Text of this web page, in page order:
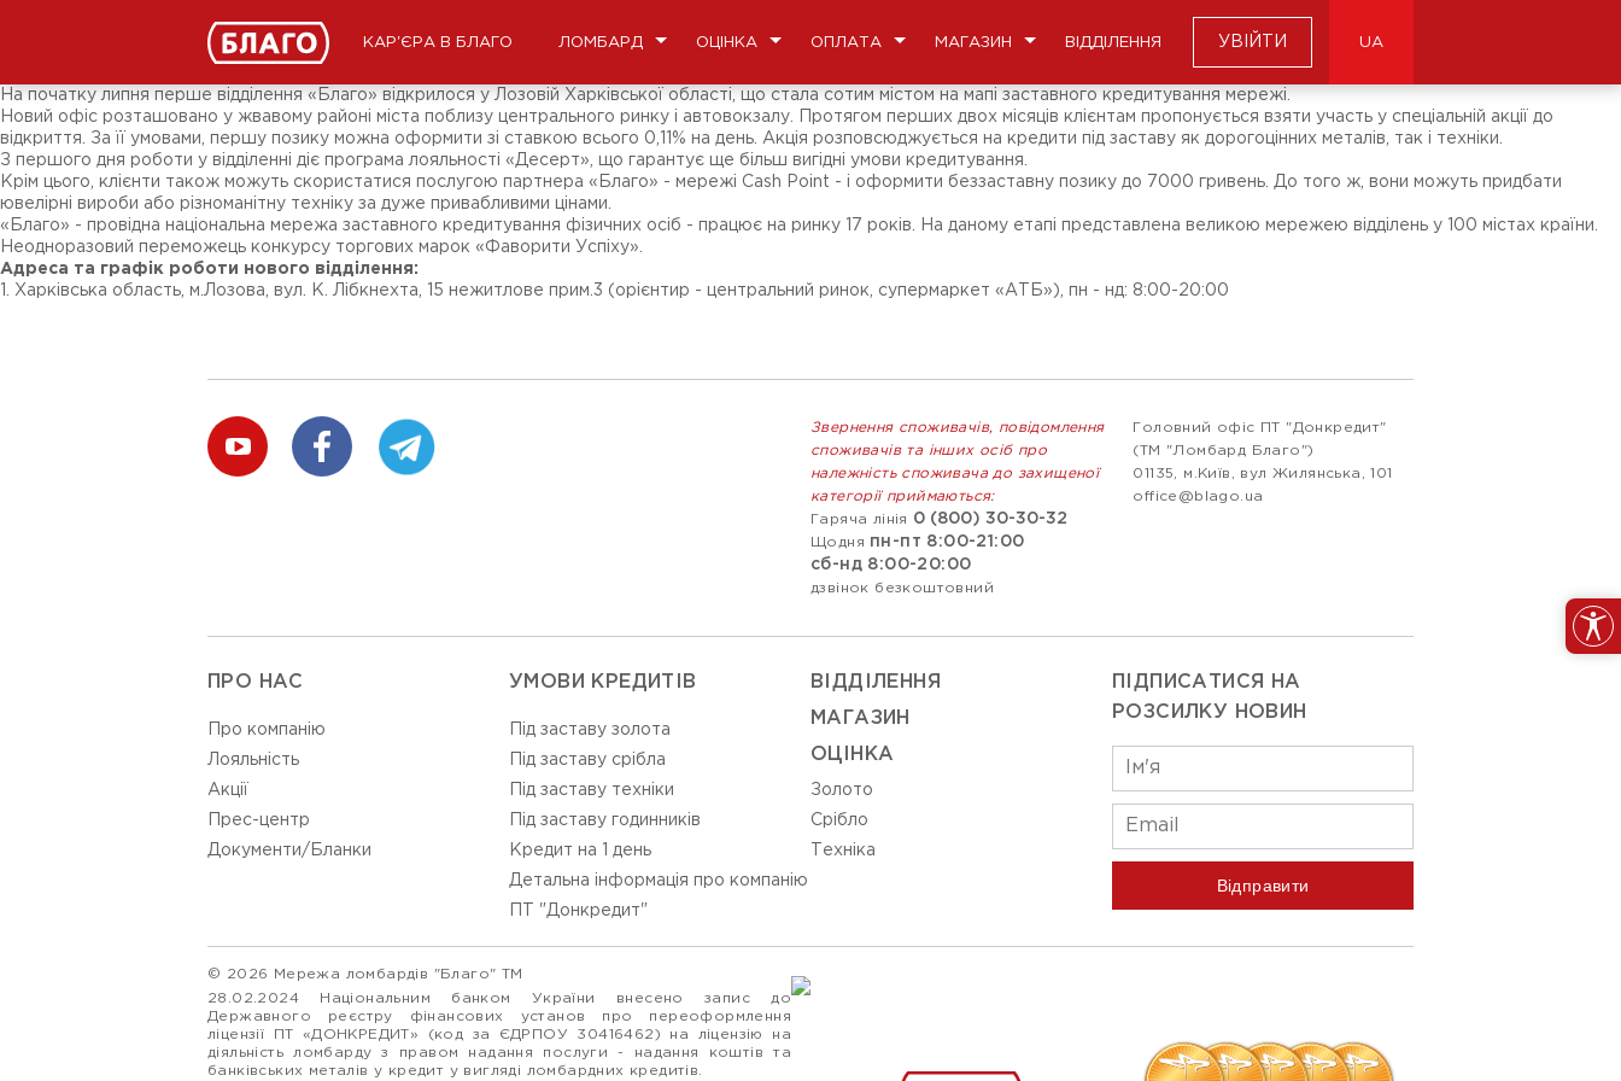
КАР'ЄРА В БЛАГО ЛОМБАРД ОЦІНКА ОПЛАТА МАГАЗИН ВІДДІЛЕННЯ УВІЙТИ UA
Підписники соц-мереж
На початку липня перше відділення «Благо» відкрилося у Лозовій Харківської області, що стала сотим містом на мапі заставного кредитування мережі.
Новий офіс розташовано у жвавому районі міста поблизу центрального ринку і автовокзалу. Протягом перших двох місяців клієнтам пропонується взяти участь у спеціальній акції до
відкриття. За її умовами, першу позику можна оформити зі ставкою всього 0,11% на день. Акція розповсюджується на кредити під заставу як дорогоцінних металів, так і техніки.
З першого дня роботи у відділенні діє програма лояльності «Десерт», що гарантує ще більш вигідні умови кредитування.
Крім цього, клієнти також можуть скористатися послугою партнера «Благо» - мережі Cash Point - і оформити беззаставну позику до 7000 гривень. До того ж, вони можуть придбати
ювелірні вироби або різноманітну техніку за дуже привабливими цінами.
«Благо» - провідна національна мережа заставного кредитування фізичних осіб - працює на ринку 17 років. На даному етапі представлена великою мережею відділень у 100 містах країни.
Неодноразовий переможець конкурсу торгових марок «Фаворити Успіху».
Адреса та графік роботи нового відділення:
1. Харківська область, м.Лозова, вул. К. Лібкнехта, 15 нежитлове прим.3 (орієнтир - центральний ринок, супермаркет «АТБ»), пн - нд: 8:00-20:00
Звернення споживачів, повідомлення
споживачів та інших осіб про
належність споживача до захищеної
категорії приймаються:
Гаряча лінія
0 (800) 30-30-32
Щодня пн-пт 8:00-21:00
сб-нд 8:00-20:00
дзвінок безкоштовний
Головний офіс ПТ "Донкредит"
(ТМ "Ломбард Благо")
01135, м.Київ, вул Жилянська, 101
office@blago.ua
ПРО НАС
Про компанію
Лояльність
Акції
Прес-центр
Документи/Бланки
УМОВИ КРЕДИТІВ
Під заставу золота
Під заставу срібла
Під заставу техніки
Під заставу годинників
Кредит на 1 день
Детальна інформація про компанію
ПТ "Донкредит"
ВIДДIЛЕННЯ
МАГАЗИН
ОЦIНКА
Золото
Срiбло
Технiка
ПІДПИСАТИСЯ НА
РОЗСИЛКУ НОВИН
Відправити
© 2026 Мережа ломбардів "Благо" ТМ
28.02.2024 Національним банком України внесено запис до
Державного реєстру фінансових установ про переоформлення
ліцензії ПТ «ДОНКРЕДИТ» (код за ЄДРПОУ 30416462) на ліцензію на
діяльність ломбарду з правом надання послуги - надання коштів та
банківських металів у кредит у вигляді ломбардних кредитів.